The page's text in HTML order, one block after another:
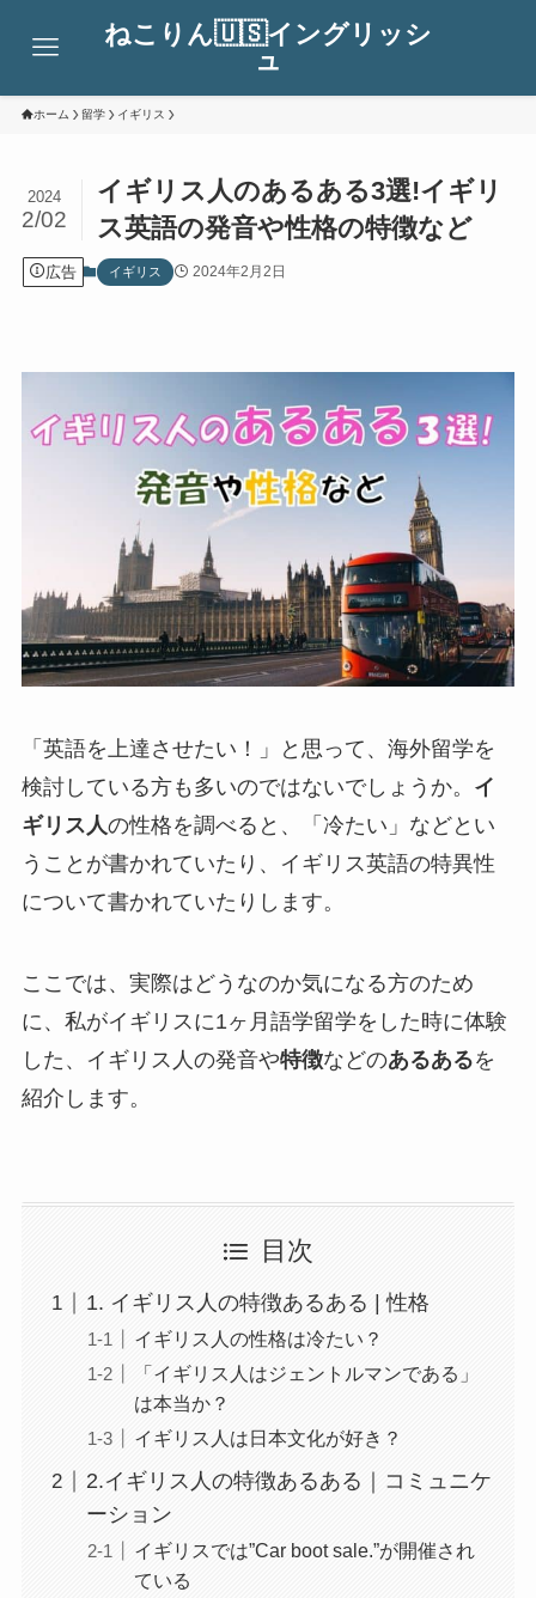
ねこりん🇺🇸イングリッシ
ュ
ホーム 留学 イギリス
イギリス人のあるある3選!イギリ
ス英語の発音や性格の特徴など
2024
2/02
広告 イギリス 2024年2月2日
「英語を上達させたい！」と思って、海外留学を
検討している方も多いのではないでしょうか。 イ
ギリス人の性格を調べると、
「冷たい」などとい
うことが書かれていたり、イギリス英語の特異性
について書かれていたり します。
ここでは、実際はどうなのか気になる方のため
に、私がイギリスに1ヶ月語学留学をした時に体験
した、イギリス人の発音や特徴などのあるあるを
紹介します。
目次
1. イギリス人の特徴あるある | 性格
イギリス人の性格は冷たい？
「イギリス人はジェントルマンである」
は本当か？
イギリス人は日本文化が好き？
2.イギリス人の特徴あるある｜コミュニケ
ーション
イギリスでは”Car boot sale.”が開催され
ている